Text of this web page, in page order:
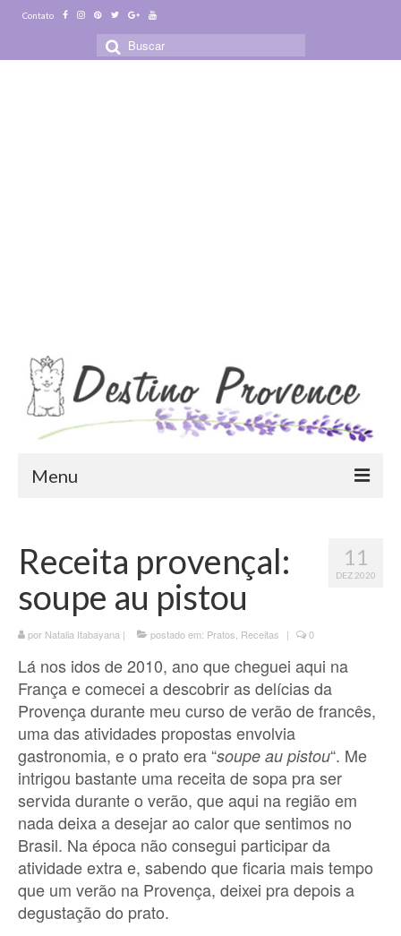
Contato
Buscar
por:
Menu
Destinos
Ensaio Fotográfico na Provence
Visitas Guiadas
Vida na França
Sobre o Blog
11
DEZ 2020
Receita provençal:
soupe au pistou
por Natalia Itabayana | postado em: Pratos Receitas | 0
Lá nos idos de 2010, ano que cheguei aqui na
França e comecei a descobrir as delícias da
Provença durante meu curso de verão de francês,
uma das atividades propostas envolvia
gastronomia, e o prato era “soupe au pistou“. Me
intrigou bastante uma receita de sopa pra ser
servida durante o verão, que aqui na região em
nada deixa a desejar ao calor que sentimos no
Brasil. Na época não consegui participar da
atividade extra e, sabendo que ficaria mais tempo
que um verão na Provença, deixei pra depois a
degustação do prato.